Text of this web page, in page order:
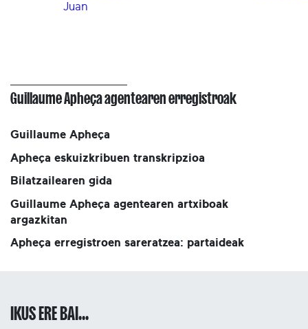
Juan
Guillaume Apheça agentearen erregistroak
Guillaume Apheça
Apheça eskuizkribuen transkripzioa
Bilatzailearen gida
Guillaume Apheça agentearen artxiboak
argazkitan
Apheça erregistroen sareratzea: partaideak
IKUS ERE BAI...